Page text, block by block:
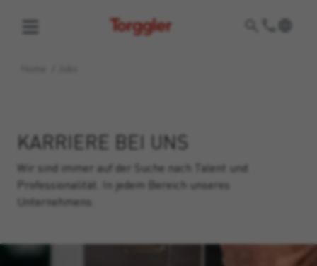
Torggler
KARRIERE BEI UNS
Wir sind immer auf der Suche nach Talent und
Professionalität. In jedem Bereich unseres
Unternehmens.